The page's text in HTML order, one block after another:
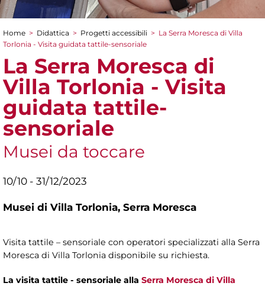
Tu sei qui
Home > Didattica > Progetti accessibili > La Serra Moresca di Villa
Torlonia - Visita guidata tattile-sensoriale
La Serra Moresca di
Villa Torlonia - Visita
guidata tattile-
sensoriale
Musei da toccare
10/10 - 31/12/2023
Musei di Villa Torlonia, Serra Moresca
Visita tattile – sensoriale con operatori specializzati alla Serra
Moresca di Villa Torlonia disponibile su richiesta.
La visita tattile - sensoriale alla Serra Moresca di Villa